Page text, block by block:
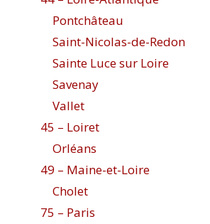
Pontchâteau
Saint-Nicolas-de-Redon
Sainte Luce sur Loire
Savenay
Vallet
45 – Loiret
Orléans
49 – Maine-et-Loire
Cholet
75 – Paris